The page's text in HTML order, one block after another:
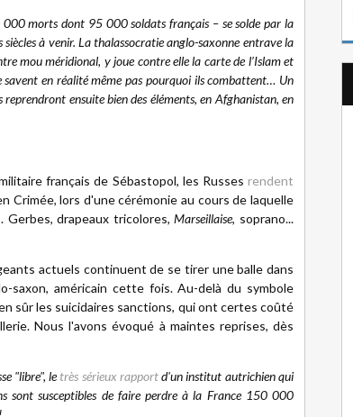
morts dont 95 000 soldats français – se solde par la
à venir. La thalassocratie anglo-saxonne entrave la
mou méridional, y joue contre elle la carte de l’Islam et
savent en réalité même pas pourquoi ils combattent… Un
ensuite bien des éléments, en Afghanistan, en
français de Sébastopol, les Russes rendent
Crimée, lors d'une cérémonie au cours de laquelle
Gerbes, drapeaux tricolores,Marseillaise, soprano...
actuels continuent de se tirer une balle dans
saxon, américain cette fois. Au-delà du symbole
sûr les suicidaires sanctions, qui ont certes coûté
Nous l'avons évoqué à maintes reprises, dès
"libre", letrès sérieux rapportd'un institut autrichien qui
sont susceptibles de faire perdre à la France 150 000